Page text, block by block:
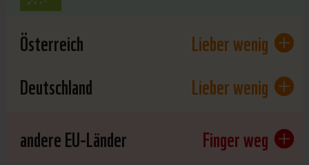
Österreich
Lieber wenig
Deutschland
Lieber wenig
andere EU-Länder
Finger weg